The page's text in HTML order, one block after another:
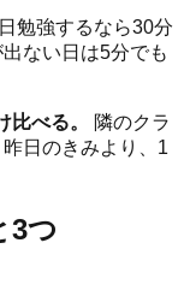
勉強するなら30分
ない日は5分でも
べる。
隣のクラ
日のきみより、1
3つ